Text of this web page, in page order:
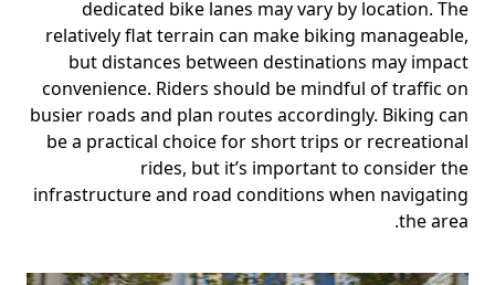
dedicated bike lanes may vary by location. The
relatively flat terrain can make biking manageable,
but distances between destinations may impact
convenience. Riders should be mindful of traffic on
busier roads and plan routes accordingly. Biking can
be a practical choice for short trips or recreational
rides, but it’s important to consider the
infrastructure and road conditions when navigating
the area.